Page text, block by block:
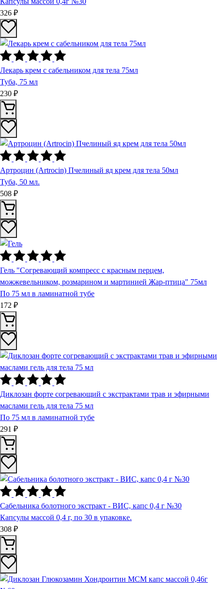
326 ₽
Лекарь крем с сабельником для тела 75мл
Туба, 75 мл
230 ₽
Артроцин (Artrосin) Пчелиный яд крем для тела 50мл
Туба, 50 мл.
508 ₽
Гель "Согревающий компресс с красным перцем,
можжевельником, розмарином и мартинией Жар-птица" 75мл
По 75 мл в ламинатной тубе
172 ₽
Диклозан форте согревающий с экстрактами трав и эфирными
маслами гель для тела 75 мл
По 75 мл в ламинатной тубе
291 ₽
Сабельника болотного экстракт - ВИС, капс 0,4 г №30
Капсулы массой 0,4 г, по 30 в упаковке.
308 ₽